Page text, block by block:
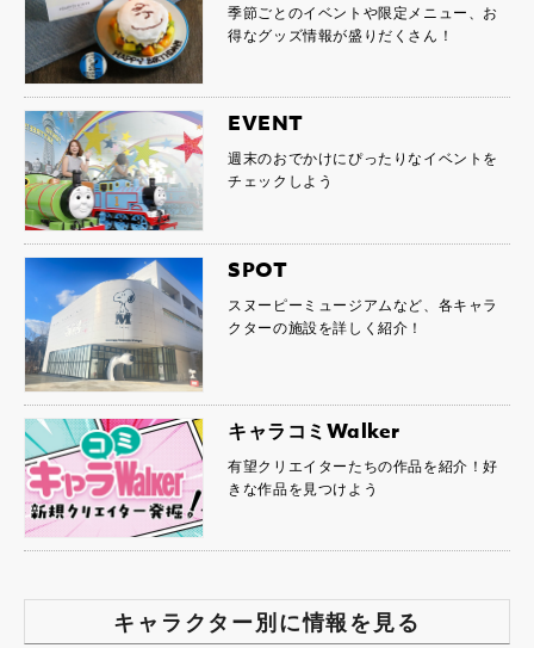
季節ごとのイベントや限定メニュー、お
得なグッズ情報が盛りだくさん！
EVENT
週末のおでかけにぴったりなイベントを
チェックしよう
SPOT
スヌーピーミュージアムなど、各キャラ
クターの施設を詳しく紹介！
キャラコミWalker
有望クリエイターたちの作品を紹介！好
きな作品を見つけよう
キャラクター別に情報を見る